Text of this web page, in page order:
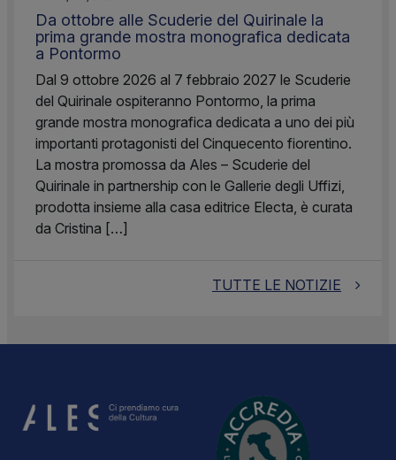
Da ottobre alle Scuderie del Quirinale la
prima grande mostra monografica dedicata
a Pontormo
Dal 9 ottobre 2026 al 7 febbraio 2027 le Scuderie
del Quirinale ospiteranno Pontormo, la prima
grande mostra monografica dedicata a uno dei più
importanti protagonisti del Cinquecento fiorentino.
La mostra promossa da Ales – Scuderie del
Quirinale in partnership con le Gallerie degli Uffizi,
prodotta insieme alla casa editrice Electa, è curata
da Cristina […]
TUTTE LE NOTIZIE